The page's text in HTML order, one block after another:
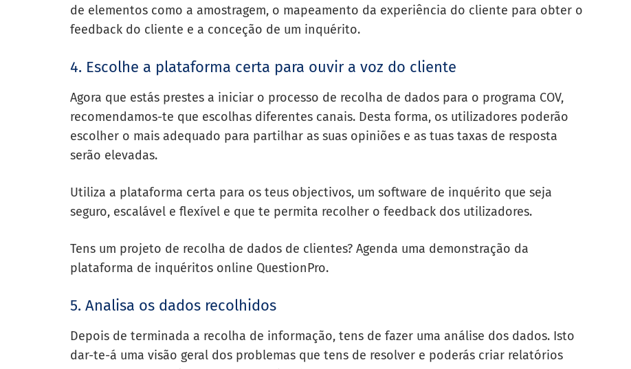
de elementos como a amostragem, o mapeamento da experiência do cliente para obter o
feedback do cliente e a conceção de um inquérito.
4. Escolhe a plataforma certa para ouvir a voz do cliente
Agora que estás prestes a iniciar o processo de recolha de dados para o programa COV,
recomendamos-te que escolhas diferentes canais. Desta forma, os utilizadores poderão
escolher o mais adequado para partilhar as suas opiniões e as tuas taxas de resposta
serão elevadas.
Utiliza a plataforma certa para os teus objectivos, um software de inquérito que seja
seguro, escalável e flexível e que te permita recolher o feedback dos utilizadores.
Tens um projeto de recolha de dados de clientes? Agenda uma demonstração da
plataforma de inquéritos online QuestionPro.
5. Analisa os dados recolhidos
Depois de terminada a recolha de informação, tens de fazer uma análise dos dados. Isto
dar-te-á uma visão geral dos problemas que tens de resolver e poderás criar relatórios